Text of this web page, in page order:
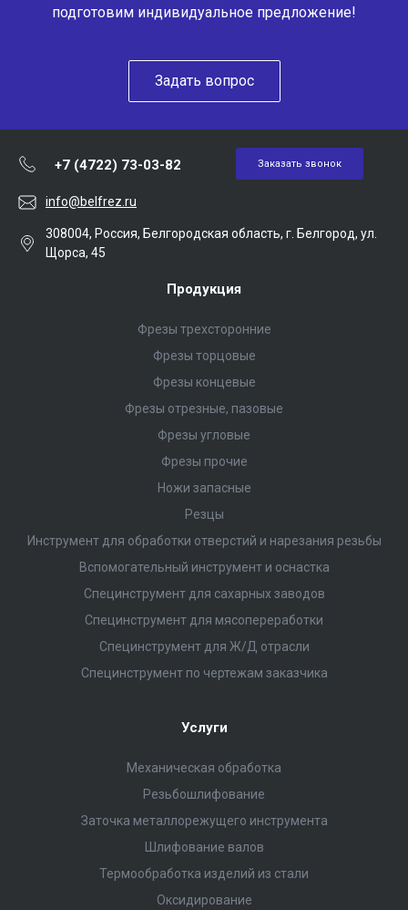
подготовим индивидуальное предложение!
Задать вопрос
+7 (4722) 73-03-82 Заказать звонок
info@belfrez.ru
308004, Россия, Белгородская область, г. Белгород, ул.
Щорса, 45
Продукция
Фрезы трехсторонние
Фрезы торцовые
Фрезы концевые
Фрезы отрезные, пазовые
Фрезы угловые
Фрезы прочие
Ножи запасные
Резцы
Инструмент для обработки отверстий и нарезания резьбы
Вспомогательный инструмент и оснастка
Специнструмент для сахарных заводов
Специнструмент для мясопереработки
Специнструмент для Ж/Д отрасли
Специнструмент по чертежам заказчика
Услуги
Механическая обработка
Резьбошлифование
Заточка металлорежущего инструмента
Шлифование валов
Термообработка изделий из стали
Оксидирование